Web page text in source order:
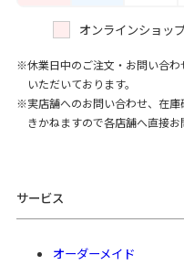
オンラインショッ
休業日中のご注文・お問い合
いただいております。
実店舗へのお問い合わせ、在
きかねますので各店舗へ直接お
サービス
オーダーメイド